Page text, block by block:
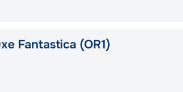
Fantastica (OR1)